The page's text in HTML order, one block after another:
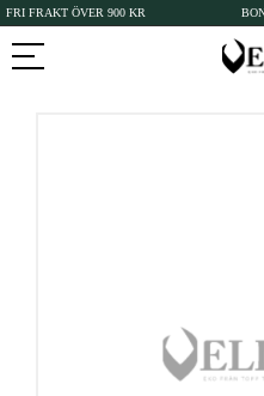
FRI FRAKT ÖVER 900 KR